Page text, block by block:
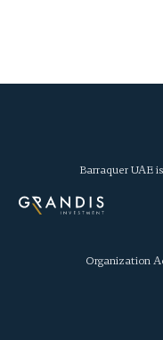
Barraquer UAE
Organization